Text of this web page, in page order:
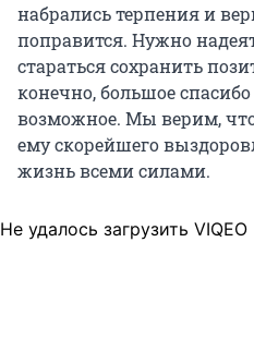
набрались терпения и
поправится. Нужно
стараться сохранить
конечно, большое
возможное. Мы верим,
ему скорейшего
жизнь всеми силами.
Не удалось загрузить VIQEO